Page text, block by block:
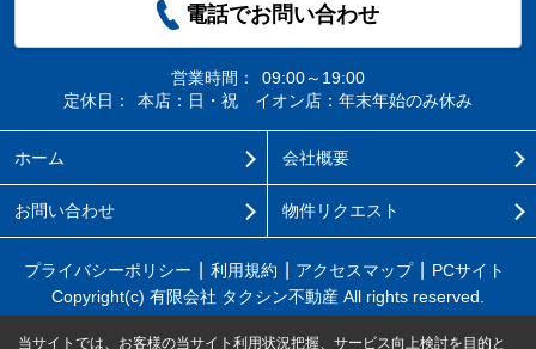
電話でお問い合わせ
営業時間：
09:00～19:00
定休日：
本店：日・祝 イオン店：年末年始のみ休み
ホーム 会社概要
お問い合わせ 物件リクエスト
プライバシーポリシー 利用規約 アクセスマップ
PCサイト
Copyright(c) 有限会社 タクシン不動産 All rights reserved.
当サイトでは、お客様の当サイト利用状況把握、サービス向上検討を目的と